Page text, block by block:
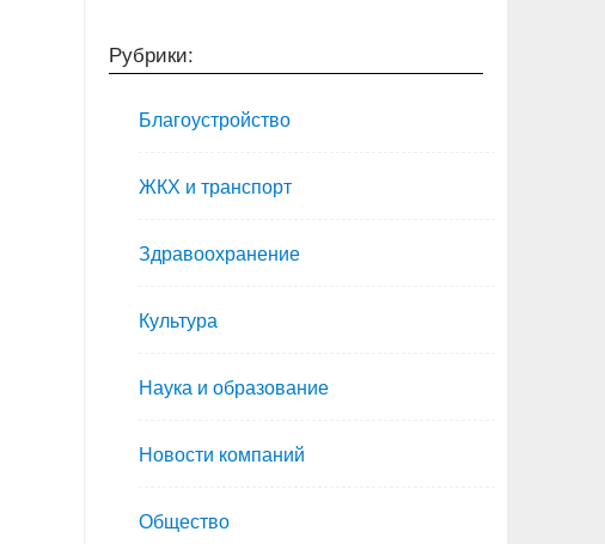
Рубрики:
Благоустройство
ЖКХ и транспорт
Здравоохранение
Культура
Наука и образование
Новости компаний
Общество